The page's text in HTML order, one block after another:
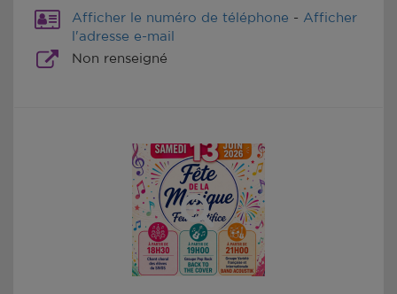
Afficher le numéro de téléphone - Afficher
l'adresse e-mail
Non renseigné